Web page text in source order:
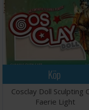
Köp
Cosclay Doll Sculpting
Faerie Light